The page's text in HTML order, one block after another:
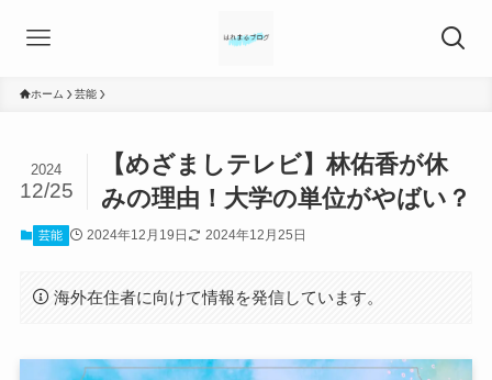
ホーム 芸能
【めざましテレビ】林佑香が休
みの理由！大学の単位がやばい？
2024
12/25
芸能 2024年12月19日 2024年12月25日
海外在住者に向けて情報を発信しています。